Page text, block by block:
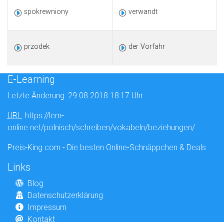
spokrewniony verwandt
przodek der Vorfahr
E-Learning
Letzte Änderung: 29.08.2018 18:17 Uhr
URL: https://lern-
online.net/polnisch/schreiben/vokabeln/beziehungen/
Preis-King.com - Die besten Online-Schnäppchen & Deals
Links
Blog
Datenschutzerklärung
Impressum
Kontakt